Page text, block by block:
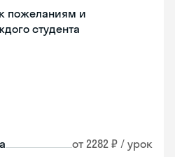
пожеланиям и
студента
от 2282 ₽ / урок